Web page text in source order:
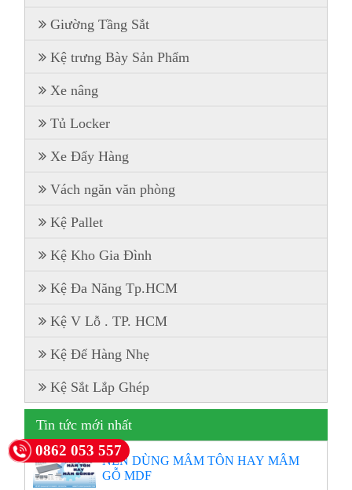
Giường Tầng Sắt
Kệ trưng Bày Sản Phẩm
Xe nâng
Tủ Locker
Xe Đẩy Hàng
Vách ngăn văn phòng
Kệ Pallet
Kệ Kho Gia Đình
Kệ Đa Năng Tp.HCM
Kệ V Lỗ . TP. HCM
Kệ Để Hàng Nhẹ
Kệ Sắt Lắp Ghép
Tin tức mới nhất
NÊN DÙNG MÂM TÔN HAY MÂM
GỖ MDF
0862 053 557